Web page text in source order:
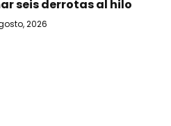
seis derrotas al hilo
2026